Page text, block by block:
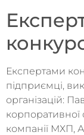
Експертами
підприємці,
організацій:
корпоративної
компанії МХП,